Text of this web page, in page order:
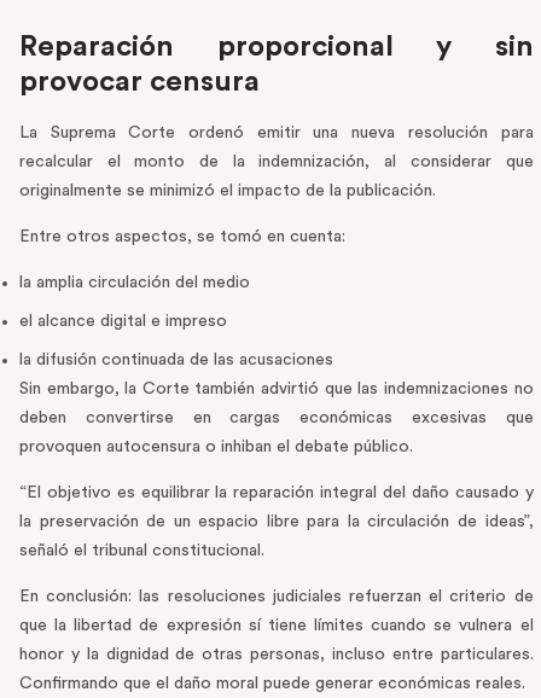
Reparación proporcional y sin
provocar censura
La Suprema Corte ordenó emitir una nueva resolución para
recalcular el monto de la indemnización, al considerar que
originalmente se minimizó el impacto de la publicación.
Entre otros aspectos, se tomó en cuenta:
la amplia circulación del medio
el alcance digital e impreso
la difusión continuada de las acusaciones
Sin embargo, la Corte también advirtió que las indemnizaciones no
deben convertirse en cargas económicas excesivas que
provoquen autocensura o inhiban el debate público.
“El objetivo es equilibrar la reparación integral del daño causado y
la preservación de un espacio libre para la circulación de ideas”,
señaló el tribunal constitucional.
En conclusión: las resoluciones judiciales refuerzan el criterio de
que la libertad de expresión sí tiene límites cuando se vulnera el
honor y la dignidad de otras personas, incluso entre particulares.
Confirmando que el daño moral puede generar económicas reales.